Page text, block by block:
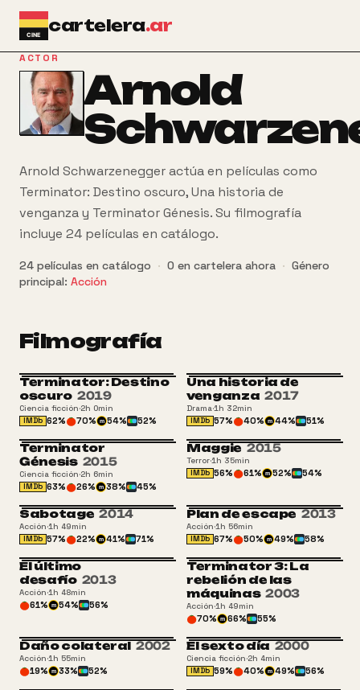
Ir al contenido principal
cartelera.ar
ACTOR
Arnold
Arnold Schwarzenegger actúa en películas como
Terminator: Destino oscuro, Una historia de
venganza y Terminator Génesis. Su filmografía
incluye 24 películas en catálogo.
24 películas en catálogo · 0 en cartelera ahora · Género
principal: Acción
Filmografía
Terminator: Destino
oscuro 2019
Ciencia ficción·2h 0min
IMDb 62% 70% m 54% 52%
Una historia de
venganza 2017
Drama·1h 32min
IMDb 57% 40% m 44% 51%
Terminator
Génesis 2015
Ciencia ficción·2h 6min
IMDb 63% 26% m 38% 45%
Maggie 2015
Terror·1h 35min
IMDb 56% 61% m 52% 54%
Sabotage 2014
Acción·1h 49min
IMDb 57% 22% m 41% 71%
Plan de escape 2013
Acción·1h 56min
IMDb 67% 50% m 49% 58%
El último
desafío 2013
Acción·1h 48min
61% m 54% 56%
+16
Terminator 3: La
rebelión de las
máquinas 2003
Acción·1h 49min
70% m 66% 55%
+16
Daño colateral 2002
Acción·1h 55min
19% m 33% 52%
+13
El sexto día 2000
Ciencia ficción·2h 4min
IMDb 59% 40% m 49% 56%